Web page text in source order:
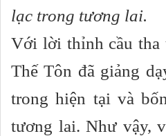
lạc trong tương lai.
Với lời thỉnh cầu tha
Thế Tôn đã giảng
trong hiện tại và
tương lai. Như vậy,